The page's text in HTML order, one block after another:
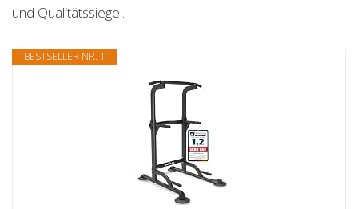
und Qualitätssiegel.
BESTSELLER NR. 1